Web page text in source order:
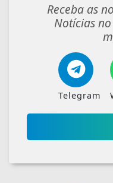
Receba as
Notícias
Telegram